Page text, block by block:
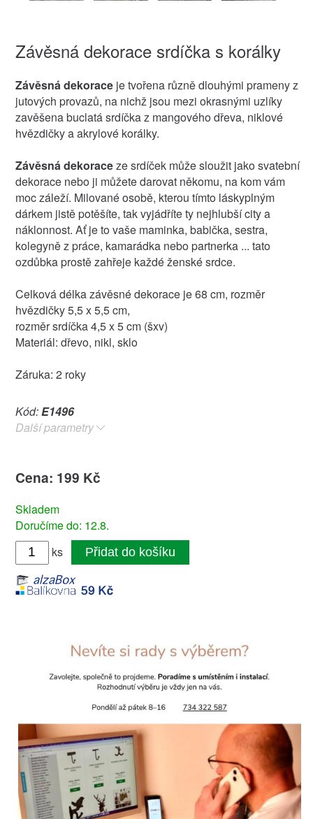
Závěsná dekorace srdíčka s korálky
Závěsná dekoraceje tvořena různě dlouhými prameny z
jutových provazů, na nichž jsou mezi okrasnými uzlíky
zavěšena buclatá srdíčka z mangového dřeva, niklové
hvězdičky a akrylové korálky.
Závěsná dekoraceze srdíček může sloužit jako svatební
dekorace nebo ji můžete darovat někomu, na kom vám
moc záleží. Milované osobě, kterou tímto láskyplným
dárkem jistě potěšíte, tak vyjádříte ty nejhlubší city a
náklonnost. Ať je to vaše maminka, babička, sestra,
kolegyně z práce, kamarádka nebo partnerka ... tato
ozdůbka prostě zahřeje každé ženské srdce.
Celková délka závěsné dekorace je 68 cm, rozměr
hvězdičky 5,5 x 5,5 cm,
rozměr srdíčka 4,5 x 5 cm (šxv)
Materiál: dřevo, nikl, sklo
Záruka: 2 roky
Kód:E1496
Další parametry
Cena: 199 Kč
Skladem
Doručíme do: 12.8.
ks
Přidat do košíku